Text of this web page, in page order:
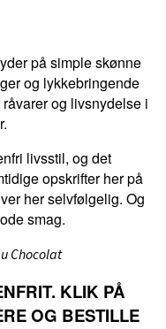
på simple skønne
og lykkebringende
og livsnydelse i
livsstil, og det
opskrifter her på
her selvfølgelig. Og
smag.
Chocolat
KLIK PÅ
OG BESTILLE